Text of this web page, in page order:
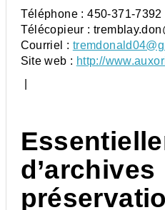
Téléphone :450-371-7392
Télécopieur :
Courriel :
Site web : http://